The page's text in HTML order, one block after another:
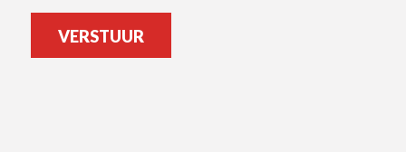
Doha 82867
Qatar
VERSTUUR